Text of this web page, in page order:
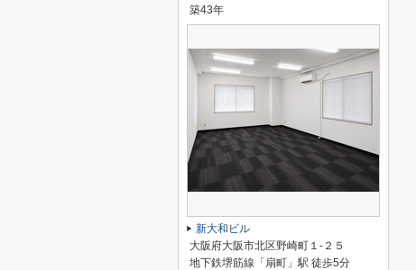
築43年
新大和ビル
大阪府大阪市北区野崎町１-２５
地下鉄堺筋線「扇町」駅 徒歩5分